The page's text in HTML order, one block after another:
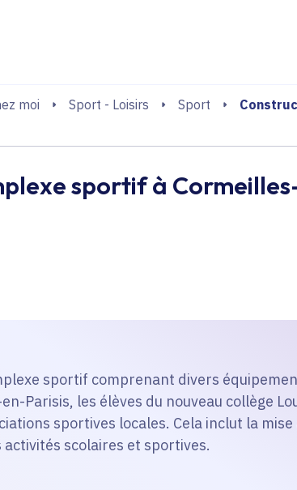
moi Sport - Loisirs Sport
sportif à
sportif comprenant divers
Parisis, les élèves du nouveau collège
sportives locales. Cela inclut la
scolaires et sportives.